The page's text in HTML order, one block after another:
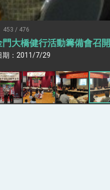
署
對等貿易協定」簽署
係深化
453 / 476
大橋健行活動籌備會召開
期：2011/7/29